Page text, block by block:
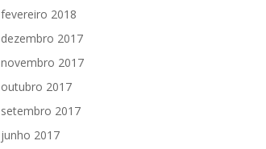
fevereiro 2018
dezembro 2017
novembro 2017
outubro 2017
setembro 2017
junho 2017